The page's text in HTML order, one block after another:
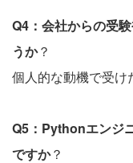
Q4：会社からの受
うか？
個人的な動機で受け
Q5：Pythonエンジ
ですか？